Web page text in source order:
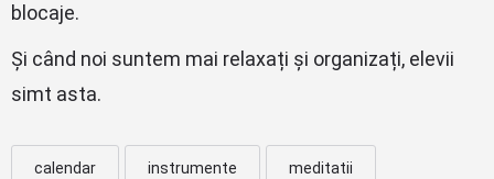
blocaje.
Și când noi suntem mai relaxați și organizați, elevii
simt asta.
calendar instrumente meditatii